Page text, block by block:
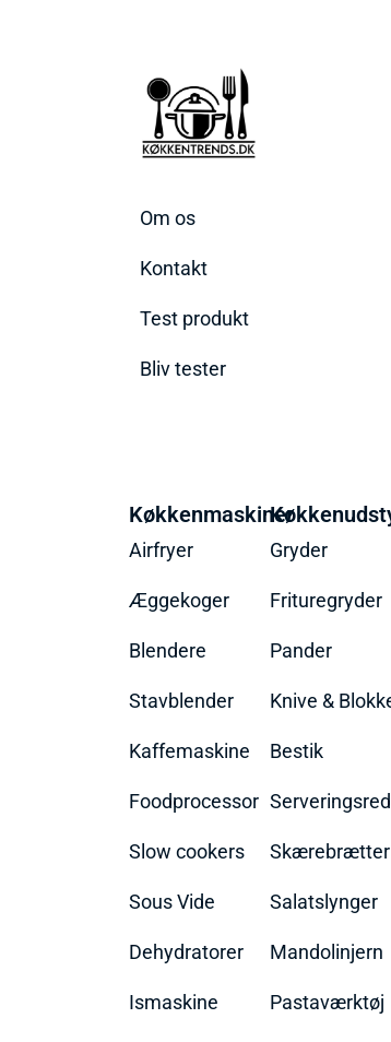
Om os
Kontakt
Test produkt
Bliv tester
Køkkenmaskiner
Airfryer
Æggekoger
Blendere
Stavblender
Kaffemaskine
Foodprocessor
Slow cookers
Sous Vide
Dehydratorer
Ismaskine
Gryder
Frituregryder
Pander
Knive &
Bestik
Skærebrætter
Salatslynger
Mandolinjern
Pastaværktøj